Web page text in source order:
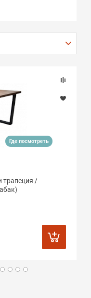
Где посмотреть
трапеция /